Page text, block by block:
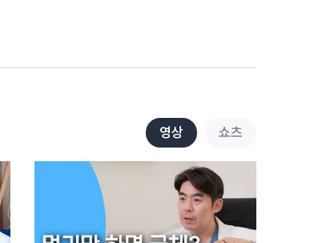
쉽습니다.
허리 아플 때마다 파스
붙이면 생기는 일
허리 아픈데 버티세요? '이
증상'이면 바로 병원입니다
영상 쇼츠